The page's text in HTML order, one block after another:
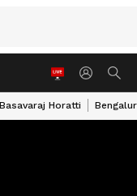
Basavaraj Horatti